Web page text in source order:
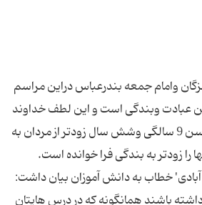
وامام جمعه بندرعباس دراین مراسم
وبندگی است و این لطف خداوند
متعال به زن است که از سن 9 سالگی وشش سال زودتر از مردان به
خطاب به دانش آموزان بیان داشت:
باشند همانگونه که در درس هایتان